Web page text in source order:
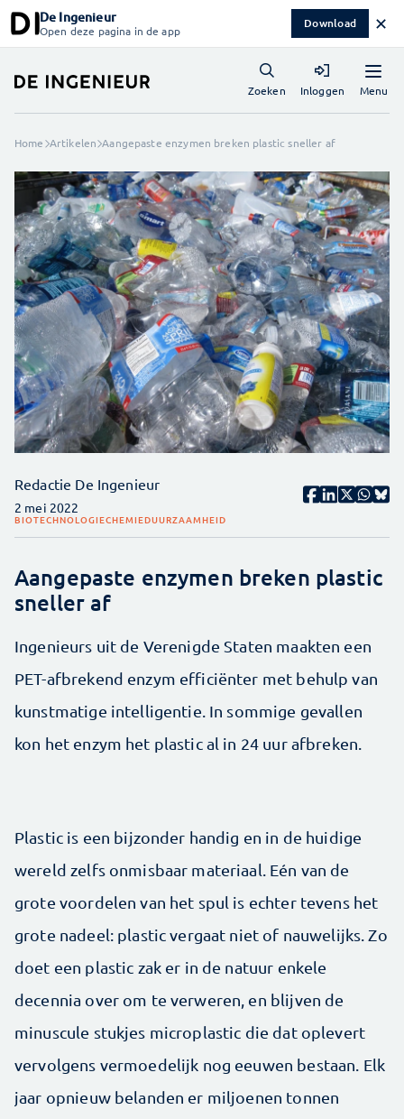
De Ingenieur
Open deze pagina in de app Download ✕
Menu
Zoeken Inloggen
Home Artikelen Aangepaste enzymen breken plastic sneller af
Redactie De Ingenieur
2 mei 2022
BIOTECHNOLOGIECHEMIEDUURZAAMHEID
Aangepaste enzymen breken plastic
sneller af
Ingenieurs uit de Verenigde Staten maakten een
PET-afbrekend enzym efficiënter met behulp van
kunstmatige intelligentie. In sommige gevallen
kon het enzym het plastic al in 24 uur afbreken.
Plastic is een bijzonder handig en in de huidige
wereld zelfs onmisbaar materiaal. Eén van de
grote voordelen van het spul is echter tevens het
grote nadeel: plastic vergaat niet of nauwelijks. Zo
doet een plastic zak er in de natuur enkele
decennia over om te verweren, en blijven de
minuscule stukjes microplastic die dat oplevert
vervolgens vermoedelijk nog eeuwen bestaan. Elk
jaar opnieuw belanden er miljoenen tonnen